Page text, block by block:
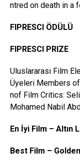
ntred on death in a
FIPRESCI ÖDÜLÜ
FIPRESCI PRIZE
Uluslararası Film
Üyeleri Members
nof Film Critics:
Mohamed Nabil
En İyi Film – Altın
Best Film – Golden